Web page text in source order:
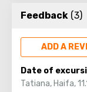
bears his name
Feedback (3)
ADD A
Date of
Tatiana, Haifa,